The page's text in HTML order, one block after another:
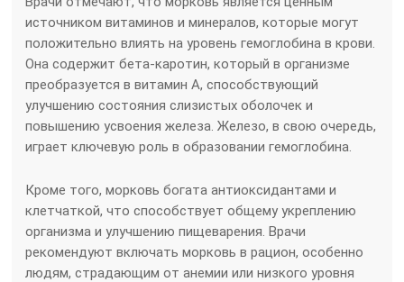
источником витаминов и минералов, которые могут
положительно влиять на уровень гемоглобина в крови.
Она содержит бета-каротин, который в организме
преобразуется в витамин А, способствующий
улучшению состояния слизистых оболочек и
повышению усвоения железа. Железо, в свою очередь,
играет ключевую роль в образовании гемоглобина.
Кроме того, морковь богата антиоксидантами и
клетчаткой, что способствует общему укреплению
организма и улучшению пищеварения. Врачи
рекомендуют включать морковь в рацион, особенно
людям, страдающим от анемии или низкого уровня